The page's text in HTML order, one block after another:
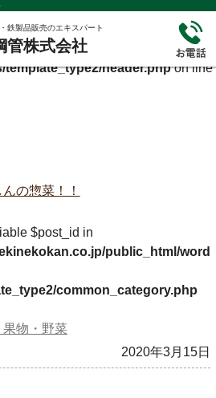
$cf_description in
public_html/wordp
header.phpon line
鉄製品販売のエキスパート
管株式会社
の惣菜！！
$post_id in
public_html/word
common_category.php
物・野菜
2020年3月15日